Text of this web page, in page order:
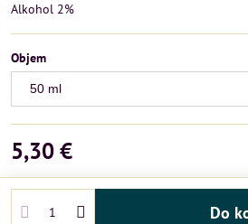
Alkohol 2%
Objem
5,30 €
Do